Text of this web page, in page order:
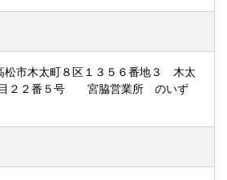
松市木太町８区１３５６番地３ 木太
２２番５号 宮脇営業所 のいず